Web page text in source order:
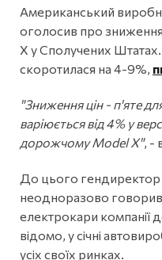
Американський
оголосив про зниження
X у Сполучених
скоротилася на 4-9%,
"Зниження цін - п'яте
варіюється від 4% у
дорожчому Model X", -
До цього гендиректор
неодноразово
електрокари компанії
відомо, у січні
усіх своїх ринках.